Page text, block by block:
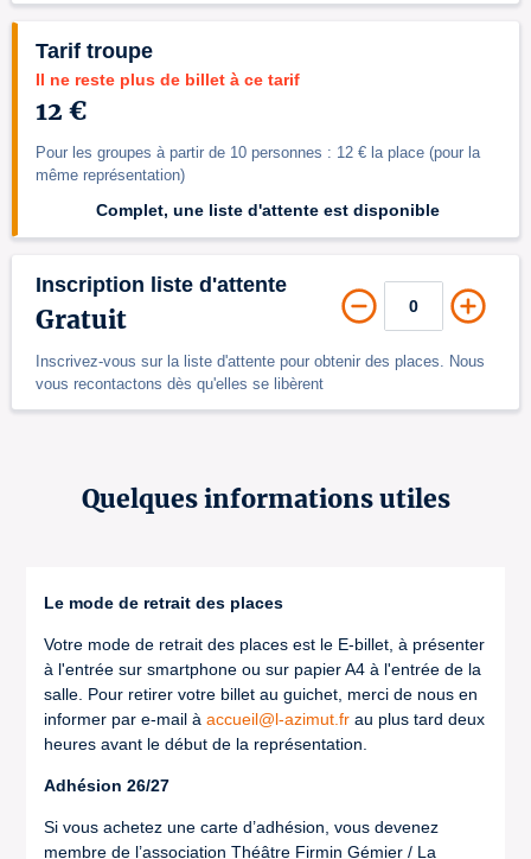
Tarif troupe
Il ne reste plus de billet à ce tarif
12 €
Pour les groupes à partir de 10 personnes : 12 € la place (pour la
même représentation)
Complet, une liste d'attente est disponible
Inscription liste d'attente
Gratuit
Inscrivez-vous sur la liste d'attente pour obtenir des places. Nous
vous recontactons dès qu'elles se libèrent
Quelques informations utiles
Le mode de retrait des places
Votre mode de retrait des places est le E-billet, à présenter
à l'entrée sur smartphone ou sur papier A4 à l'entrée de la
salle. Pour retirer votre billet au guichet, merci de nous en
informer par e-mail à accueil@l-azimut.fr au plus tard deux
heures avant le début de la représentation.
Adhésion 26/27
Si vous achetez une carte d’adhésion, vous devenez
membre de l’association Théâtre Firmin Gémier / La